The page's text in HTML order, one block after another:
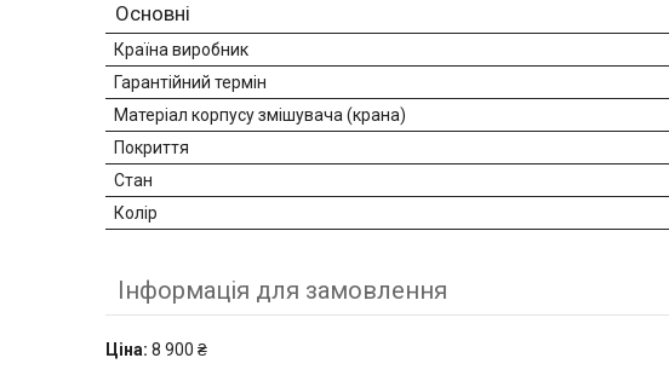
Основні
Країна виробник
Гарантійний термін
Матеріал корпусу змішувача (крана)
Покриття
Стан
Колір
Інформація для замовлення
Ціна: 8 900 ₴